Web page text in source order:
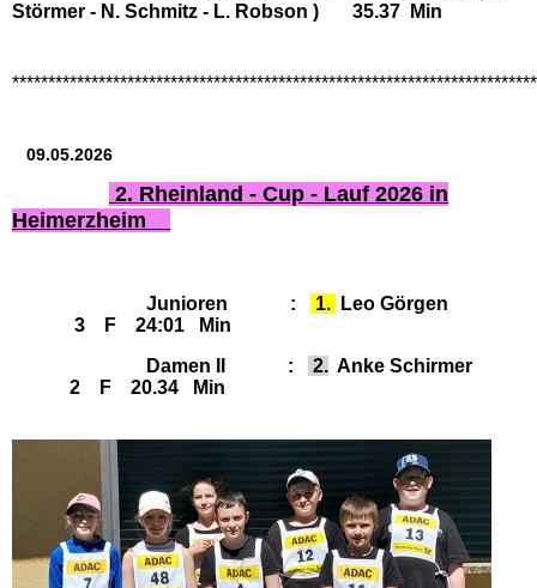
Störmer - N. Schmitz - L. Robson ) 35.37 Min
09.05.2026
2. Rheinland - Cup - Lauf 2026 in
Heimerzheim
Junioren : 1.
Leo Görgen
3 F 24:01 Min
Damen II :
2. Anke Schirmer
2 F 20.34 Min